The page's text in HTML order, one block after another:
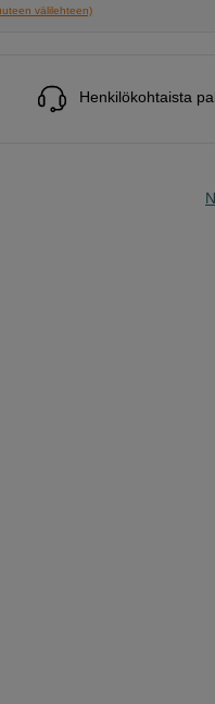
välilehteen)
Henkilökohtaista